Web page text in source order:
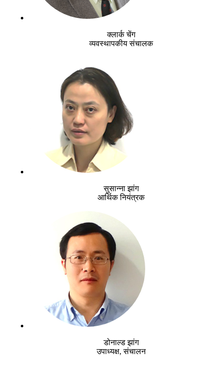
क्लार्क चेंग
व्यवस्थापकीय संचालक
सुसान्ना झांग
आर्थिक नियंत्रक
डोनाल्ड झांग
उपाध्यक्ष, संचालन